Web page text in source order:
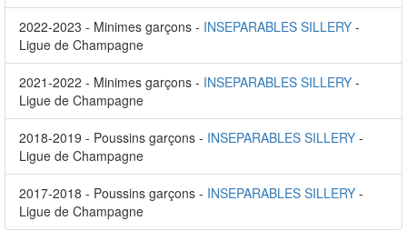
2022-2023 - Minimes garçons - INSEPARABLES SILLERY -
Ligue de Champagne
2021-2022 - Minimes garçons - INSEPARABLES SILLERY -
Ligue de Champagne
2018-2019 - Poussins garçons - INSEPARABLES SILLERY -
Ligue de Champagne
2017-2018 - Poussins garçons - INSEPARABLES SILLERY -
Ligue de Champagne